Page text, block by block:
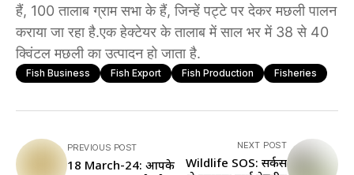
हैं, 100 तालाब ग्राम सभा के हैं, जिन्हें पट्टे पर देकर मछली पालन
कराया जा रहा है.एक हेक्टेयर के तालाब में साल भर में 38 से 40
क्विंटल मछली का उत्पादन हो जाता है.
Fish Business Fish Export Fish Production Fisheries
PREVIOUS POST
18 March-24: आपके
NEXT POST
Wildlife SOS: सर्कस